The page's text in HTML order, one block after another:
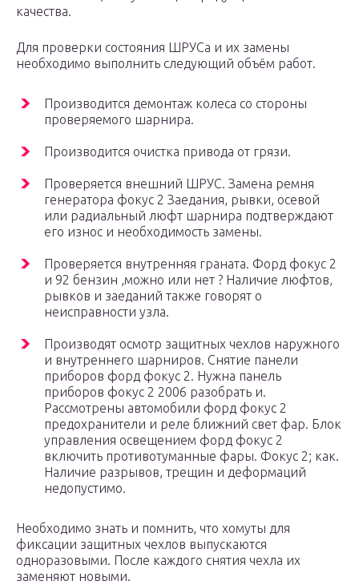
качества.
Для проверки состояния ШРУСа и их замены
необходимо выполнить следующий объём работ.
Производится демонтаж колеса со стороны
проверяемого шарнира.
Производится очистка привода от грязи.
Проверяется внешний ШРУС. Замена ремня
генератора фокус 2 Заедания, рывки, осевой
или радиальный люфт шарнира подтверждают
его износ и необходимость замены.
Проверяется внутренняя граната. Форд фокус 2
и 92 бензин ,можно или нет ? Наличие люфтов,
рывков и заеданий также говорят о
неисправности узла.
Производят осмотр защитных чехлов наружного
и внутреннего шарниров. Снятие панели
приборов форд фокус 2. Нужна панель
приборов фокус 2 2006 разобрать и.
Рассмотрены автомобили форд фокус 2
предохранители и реле ближний свет фар. Блок
управления освещением форд фокус 2
включить противотуманные фары. Фокус 2; как.
Наличие разрывов, трещин и деформаций
недопустимо.
Необходимо знать и помнить, что хомуты для
фиксации защитных чехлов выпускаются
одноразовыми. После каждого снятия чехла их
заменяют новыми.